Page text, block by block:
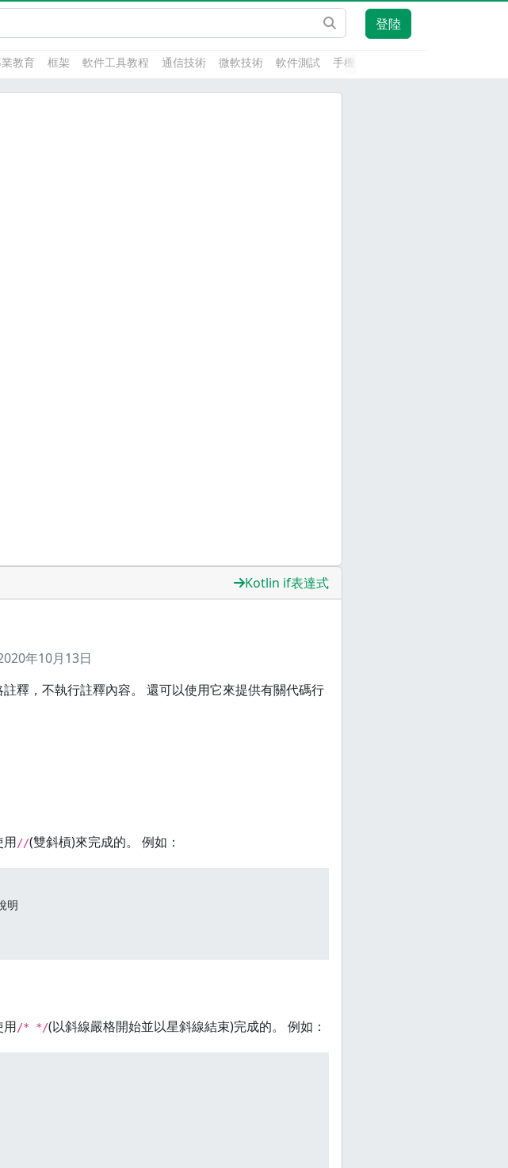
登陸
教育 框架 軟件工具教程 通信技術 微軟技術 軟件測試 手機開發
Kotlin if表達式
年10月13日
釋，不執行註釋內容。 還可以使用它來提供有關代碼行
用//(雙斜槓)來完成的。 例如：
明
用/* */(以斜線嚴格開始並以星斜線結束)完成的。 例如：